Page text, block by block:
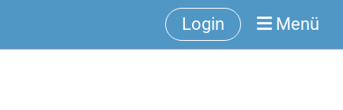
Login Menü